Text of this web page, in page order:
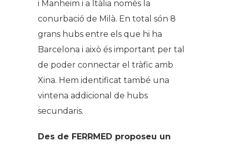
i Manheim i a Itàlia només la
conurbació de Milà. En total són 8
grans hubs entre els que hi ha
Barcelona i això és important per tal
de poder connectar el tràfic amb
Xina. Hem identificat també una
vintena addicional de hubs
secundaris.
Des de FERRMED proposeu un